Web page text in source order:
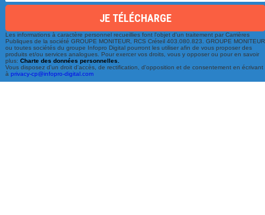
Une équipe à votre écoute
du lundi au vendredi de 9h à 17h
01 79 06 76 68
Les informations à caractère personnel recueillies font l'objet d'un traitement par Carrières
Publiques de la société GROUPE MONITEUR, RCS Créteil 403.080.823. GROUPE MONITEUR
ou toutes sociétés du groupe Infopro Digital pourront les utiliser afin de vous proposer des
produits et/ou services analogues. Pour exercer vos droits, vous y opposer ou pour en savoir
plus:Charte des données personnelles.
Vous disposez d'un droit d'accès, de rectification, d'opposition et de consentement en écrivant
àprivacy-cp@infopro-digital.com